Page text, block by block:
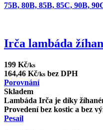
75B, 80B, 85B, 85C, 90B,
Irča lambáda
199 Kč/ks
164,46 Kč/ks bez DPH
Porovnání
Skladem
Lambáda Irča je díky
Provedení bez kostic a bez
Pesail